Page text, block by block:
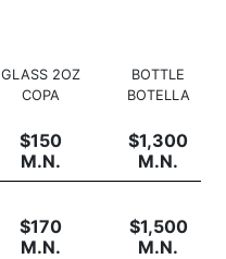
GLASS 2OZ
COPA
BOTTLE
BOTELLA
$150
M.N.
$1,300
M.N.
$170
M.N.
$1,500
M.N.